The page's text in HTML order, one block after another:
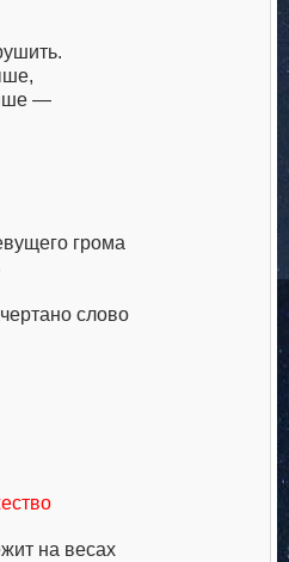
—
грома
слово
на весах